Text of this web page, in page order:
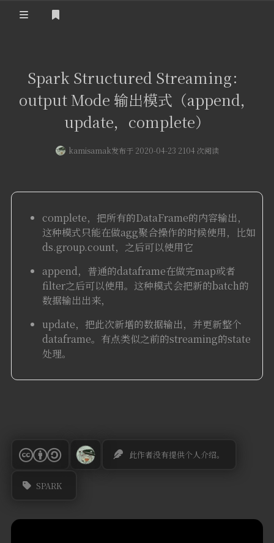
Spark Structured Streaming：
output Mode 输出模式（append，
update，complete）
kamisamak发布于 2020-04-23 2104 次阅读
complete，把所有的DataFrame的内容输出，
这种模式只能在做agg聚合操作的时候使用，比如
ds.group.count，之后可以使用它
append，普通的dataframe在做完map或者
filter之后可以使用。这种模式会把新的batch的
数据输出出来，
update，把此次新增的数据输出，并更新整个
dataframe。有点类似之前的streaming的state
处理。
此作者没有提供个人介绍。
SPARK